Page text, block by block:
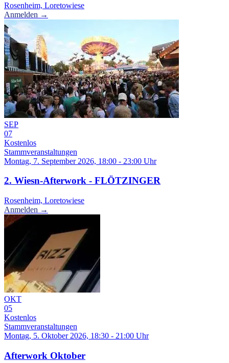
Rosenheim, Loretowiese
Anmelden →
SEP
07
Kostenlos
Stammveranstaltungen
Montag, 7. September 2026, 18:00 - 23:00 Uhr
2. Wiesn-Afterwork - FLÖTZINGER
Rosenheim, Loretowiese
Anmelden →
OKT
05
Kostenlos
Stammveranstaltungen
Montag, 5. Oktober 2026, 18:30 - 21:00 Uhr
Afterwork Oktober